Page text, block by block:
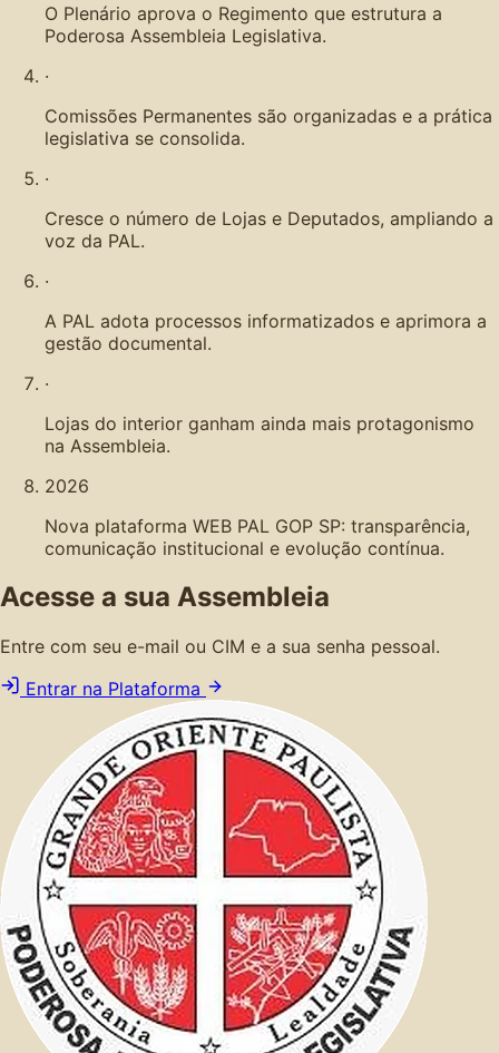
O Plenário aprova o Regimento que estrutura a
Poderosa Assembleia Legislativa.
·
Comissões Permanentes são organizadas e a prática
legislativa se consolida.
·
Cresce o número de Lojas e Deputados, ampliando a
voz da PAL.
·
A PAL adota processos informatizados e aprimora a
gestão documental.
·
Lojas do interior ganham ainda mais protagonismo
na Assembleia.
2026
Nova plataforma WEB PAL GOP SP: transparência,
comunicação institucional e evolução contínua.
Acesse a sua Assembleia
Entre com seu e-mail ou CIM e a sua senha pessoal.
Entrar na Plataforma